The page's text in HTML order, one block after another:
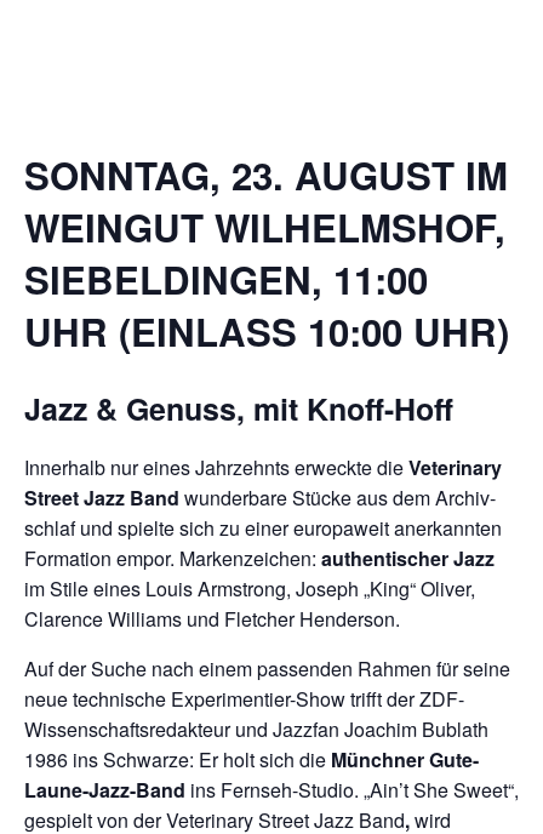
SONNTAG, 23. AUGUST IM
WEINGUT WILHELMSHOF,
SIEBELDINGEN, 11:00
UHR (EINLASS 10:00 UHR)
Jazz & Genuss, mit Knoff-Hoff
Innerhalb nur eines Jahrzehnts erweckte dieVeterinary
Street Jazz Band wunderbare Stücke aus dem Archiv­
schlaf und spielte sich zu einer euro­pa­weit aner­kann­ten
Formation empor. Marken­zei­chen: authentischer Jazz
im Stile eines Louis Armstrong, Joseph „King“ Oliver,
Clarence Williams und Fletcher Hender­son.
Auf der Suche nach einem passenden Rahmen für seine
neue technische Experimen­tier­-Show trifft der ZDF-
Wissenschaftsredakteur und Jazzfan Joachim Bublath
1986 ins Schwarze: Er holt sich die Münchner Gute-
Laune-Jazz-Band ins Fernseh-Studio. „Ain’t She Sweet“,
gespielt von der Veterinary Street Jazz Band,wird